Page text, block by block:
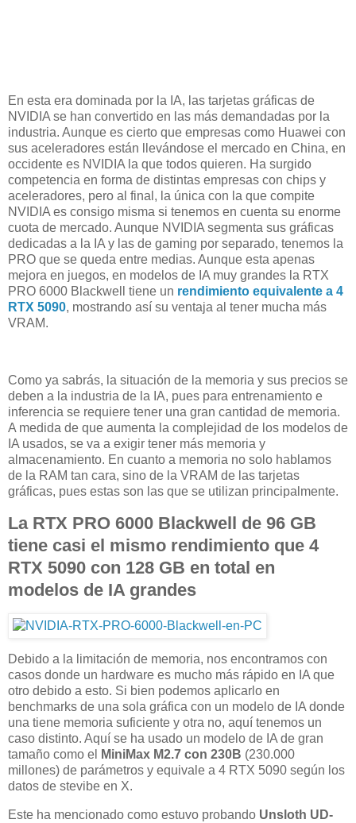
En esta era dominada por la IA, las tarjetas gráficas de
NVIDIA se han convertido en las más demandadas por la
industria. Aunque es cierto que empresas como Huawei con
sus aceleradores están llevándose el mercado en China, en
occidente es NVIDIA la que todos quieren. Ha surgido
competencia en forma de distintas empresas con chips y
aceleradores, pero al final, la única con la que compite
NVIDIA es consigo misma si tenemos en cuenta su enorme
cuota de mercado. Aunque NVIDIA segmenta sus gráficas
dedicadas a la IA y las de gaming por separado, tenemos la
PRO que se queda entre medias. Aunque esta apenas
mejora en juegos, en modelos de IA muy grandes la RTX
PRO 6000 Blackwell tiene un rendimiento equivalente a 4
RTX 5090, mostrando así su ventaja al tener mucha más
VRAM.
Como ya sabrás, la situación de la memoria y sus precios se
deben a la industria de la IA, pues para entrenamiento e
inferencia se requiere tener una gran cantidad de memoria.
A medida de que aumenta la complejidad de los modelos de
IA usados, se va a exigir tener más memoria y
almacenamiento. En cuanto a memoria no solo hablamos
de la RAM tan cara, sino de la VRAM de las tarjetas
gráficas, pues estas son las que se utilizan principalmente.
La RTX PRO 6000 Blackwell de 96 GB
tiene casi el mismo rendimiento que 4
RTX 5090 con 128 GB en total en
modelos de IA grandes
Debido a la limitación de memoria, nos encontramos con
casos donde un hardware es mucho más rápido en IA que
otro debido a esto. Si bien podemos aplicarlo en
benchmarks de una sola gráfica con un modelo de IA donde
una tiene memoria suficiente y otra no, aquí tenemos un
caso distinto. Aquí se ha usado un modelo de IA de gran
tamaño como el
MiniMax M2.7 con 230B (230.000
millones) de parámetros y equivale a 4 RTX 5090 según los
datos de stevibe en X.
Este ha mencionado como estuvo probando Unsloth UD-